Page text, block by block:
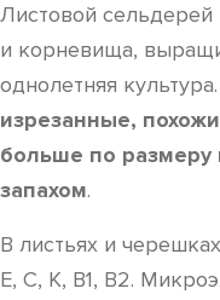
Листовой
и корневища,
однолетняя культура.
изрезанные,
больше по размеру
запахом.
В листьях и
Е, С, К, В1, В2.